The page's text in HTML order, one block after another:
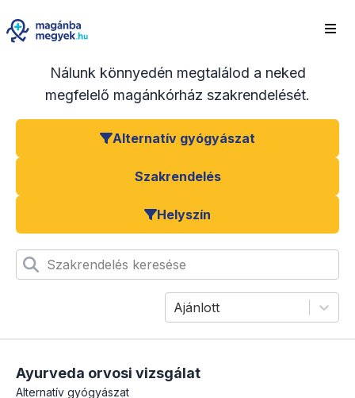
Nálunk könnyedén megtalálod a neked
megfelelő magánkórház szakrendelését.
Alternatív gyógyászat
Szakrendelés
Helyszín
Szakrendelés keresése
Ajánlott
Ayurveda orvosi vizsgálat
Alternatív gyógyászat